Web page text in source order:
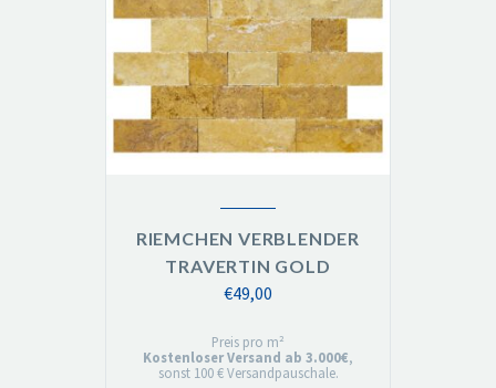
RIEMCHEN VERBLENDER
TRAVERTIN GOLD
€49,00
Preis pro m²
Kostenloser Versand ab 3.000€,
sonst 100 € Versandpauschale.